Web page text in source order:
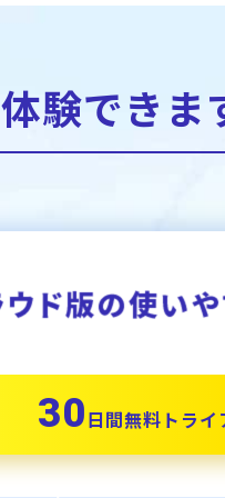
体験できま
30日間無料トライ